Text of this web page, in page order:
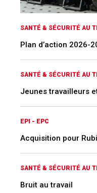
SANTÉ & SÉCURITÉ AU
Plan d’action 2026-
SANTÉ & SÉCURITÉ AU
Jeunes travailleurs
EPI - EPC
Acquisition pour
SANTÉ & SÉCURITÉ AU
Bruit au travail